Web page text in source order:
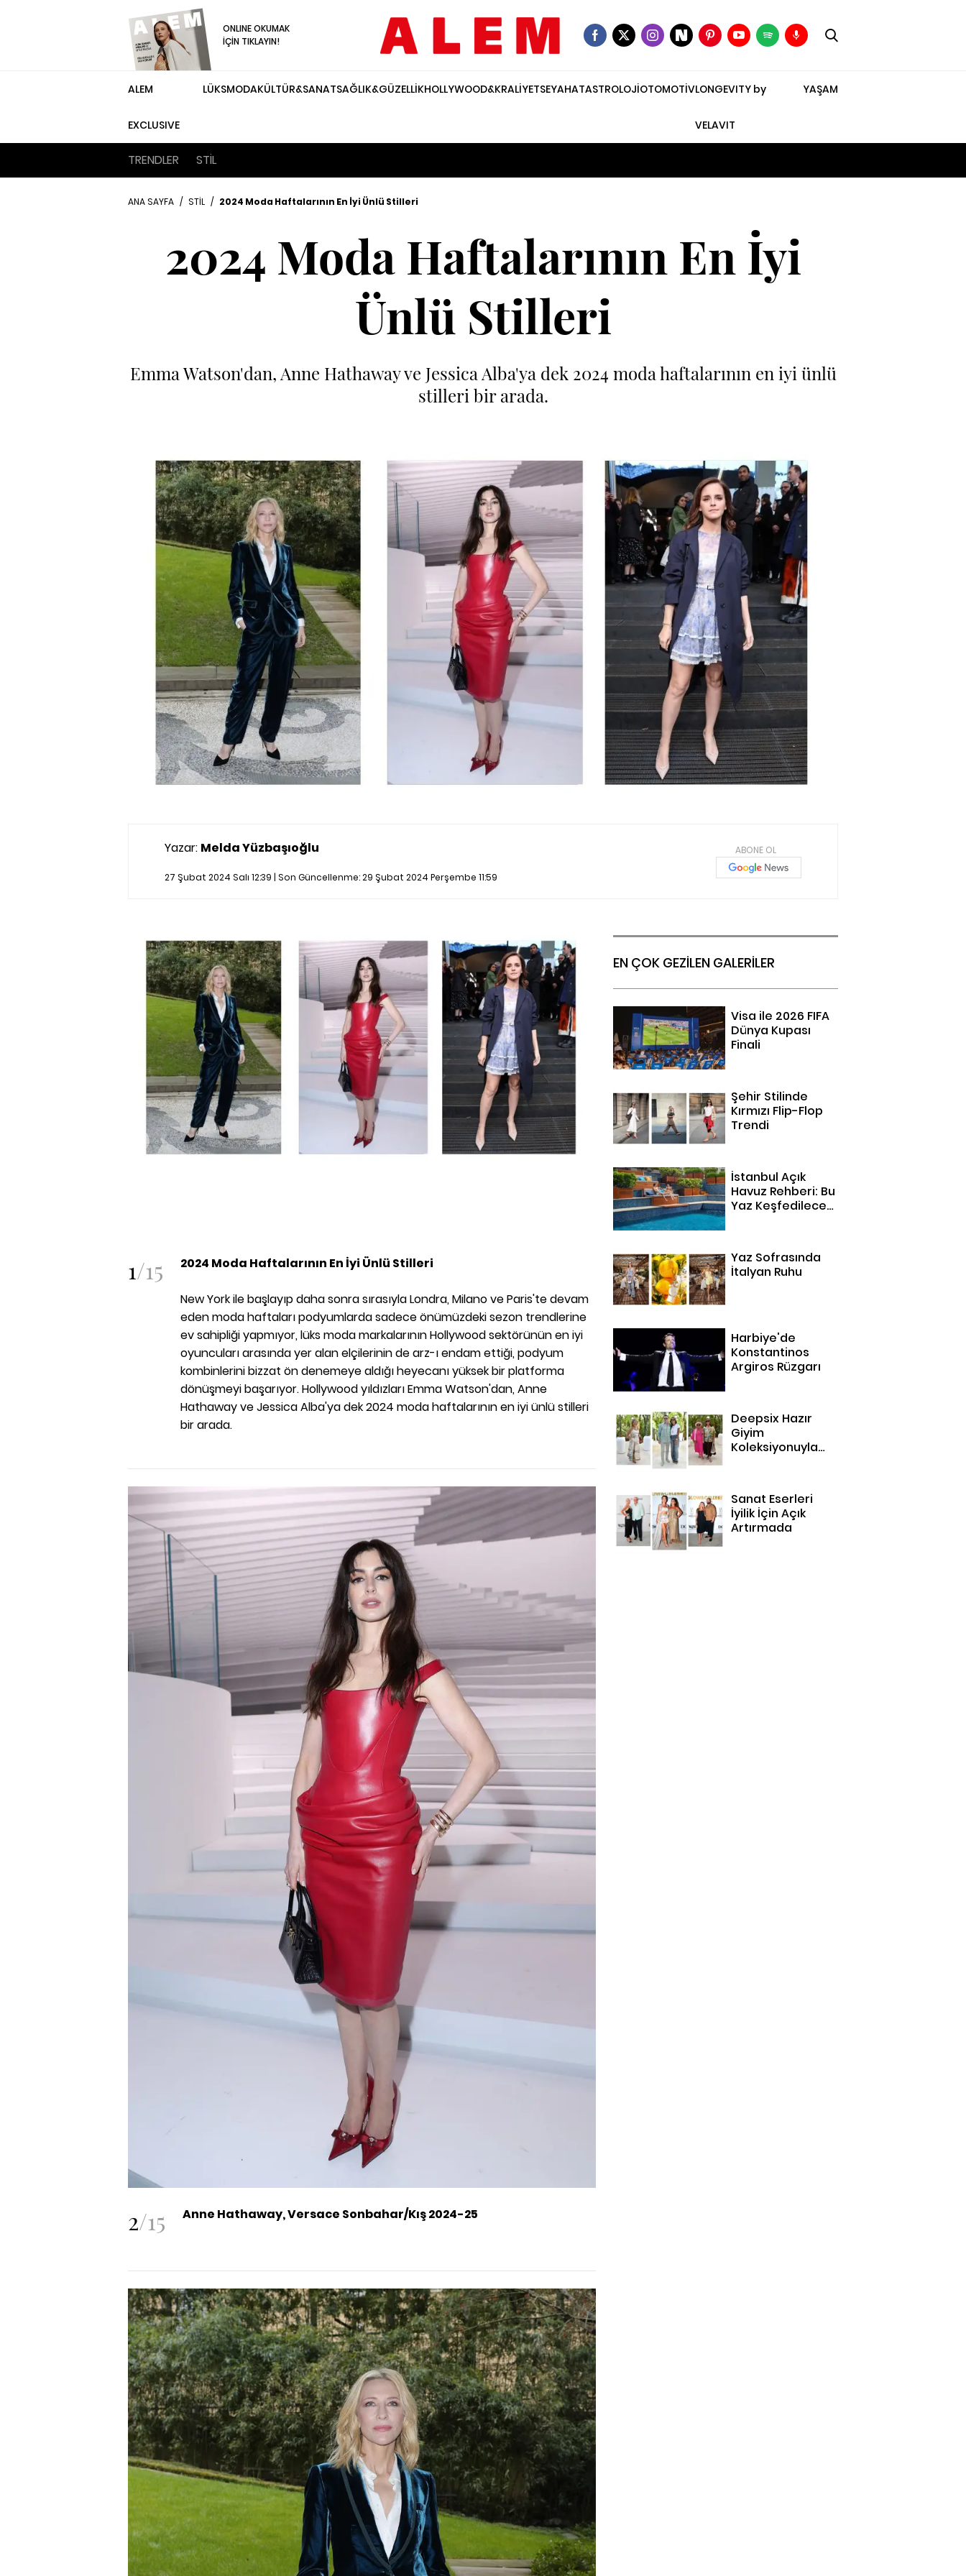
ONLINE OKUMAK
İÇİN TIKLAYIN!
ALEM
EXCLUSIVE
LÜKSMODAKÜLTÜR&SANATSAĞLIK&GÜZELLİKHOLLYWOOD&KRALİYETSEYAHATASTROLOJİOTOMOTİVLONGEVITY by
VELAVIT
YAŞAM
TRENDLER STİL
ANA SAYFA / STİL / 2024 Moda Haftalarının En İyi Ünlü Stilleri
2024 Moda Haftalarının En İyi
Ünlü Stilleri
Emma Watson'dan, Anne Hathaway ve Jessica Alba'ya dek 2024 moda haftalarının en iyi ünlü
stilleri bir arada.
Yazar: Melda Yüzbaşıoğlu
27 Şubat 2024 Salı 12:39 | Son Güncellenme:29 Şubat 2024 Perşembe 11:59
ABONE OL
1/15 2024 Moda Haftalarının En İyi Ünlü Stilleri
New York ile başlayıp daha sonra sırasıyla Londra, Milano ve Paris'te devam
eden moda haftaları podyumlarda sadece önümüzdeki sezon trendlerine
ev sahipliği yapmıyor, lüks moda markalarının Hollywood sektörünün en iyi
oyuncuları arasında yer alan elçilerinin de arz-ı endam ettiği, podyum
kombinlerini bizzat ön denemeye aldığı heyecanı yüksek bir platforma
dönüşmeyi başarıyor. Hollywood yıldızları Emma Watson'dan, Anne
Hathaway ve Jessica Alba'ya dek 2024 moda haftalarının en iyi ünlü stilleri
bir arada.
2/15 Anne Hathaway, Versace Sonbahar/Kış 2024-25
EN ÇOK GEZİLEN GALERİLER
Visa ile 2026 FIFA
Dünya Kupası
Finali
Şehir Stilinde
Kırmızı Flip-Flop
Trendi
İstanbul Açık
Havuz Rehberi: Bu
Yaz Keşfedilecek
Yaz Sofrasında
İtalyan Ruhu
Harbiye'de
Konstantinos
Argiros Rüzgarı
Deepsix Hazır
Giyim
Koleksiyonuyla
Sanat Eserleri
İyilik İçin Açık
Artırmada